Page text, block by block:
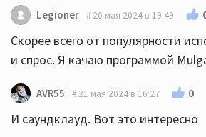
У меня такого не было, сразу
Скачал один альбом с кобуза,
один очень медленно шел,
скачался.
Upd.: сейчас попробовал, тоже
нужно подождать 6 человек
Legioner 20 мая 2024 в 19:49
Скорее всего от популярности
и спрос. Я качаю программой
AVR55 21 мая 2024 в 16:27 0
И саундклауд. Вот это интересно